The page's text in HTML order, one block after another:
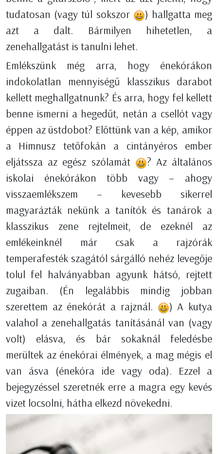
tudatosan (vagy túl sokszor
) hallgatta meg
azt a dalt. Bármilyen hihetetlen, a
zenehallgatást is tanulni lehet.
Emlékszünk még arra, hogy énekórákon
indokolatlan mennyiségű klasszikus darabot
kellett meghallgatnunk? És arra, hogy fel kellett
benne ismerni a hegedűt, netán a csellót vagy
éppen az üstdobot? Előttünk van a kép, amikor
a Himnusz tetőfokán a cintányéros ember
eljátssza az egész szólamát
? Az általános
iskolai énekórákon több vagy – ahogy
visszaemlékszem – kevesebb sikerrel
magyarázták nekünk a tanítók és tanárok a
klasszikus zene rejtelmeit, de ezeknél az
emlékeinknél már csak a rajzórák
temperafesték szagától sárgálló nehéz levegője
tolul fel halványabban agyunk hátsó, rejtett
zugaiban. (Én legalábbis mindig jobban
szerettem az énekórát a rajznál.
) A kutya
valahol a zenehallgatás tanításánál van (vagy
volt) elásva, és bár sokaknál feledésbe
merültek az énekórai élmények, a mag mégis el
van ásva (énekóra ide vagy oda). Ezzel a
bejegyzéssel szeretnék erre a magra egy kevés
vizet locsolni, hátha elkezd növekedni.